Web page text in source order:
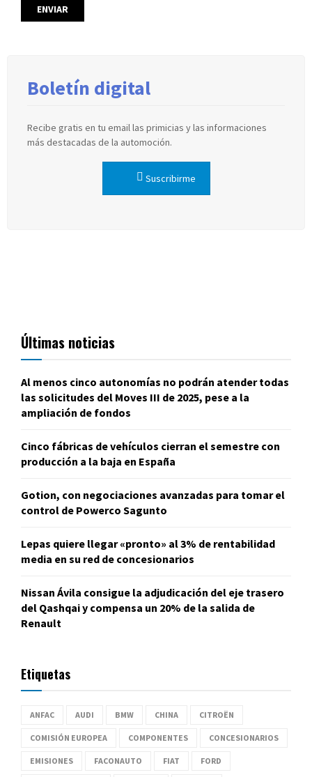
Boletín digital
Recibe gratis en tu email las primicias y las informaciones
más destacadas de la automoción.
Suscribirme
Últimas noticias
Al menos cinco autonomías no podrán atender todas
las solicitudes del Moves III de 2025, pese a la
ampliación de fondos
Cinco fábricas de vehículos cierran el semestre con
producción a la baja en España
Gotion, con negociaciones avanzadas para tomar el
control de Powerco Sagunto
Lepas quiere llegar «pronto» al 3% de rentabilidad
media en su red de concesionarios
Nissan Ávila consigue la adjudicación del eje trasero
del Qashqai y compensa un 20% de la salida de
Renault
Etiquetas
ANFAC AUDI BMW CHINA CITROËN
COMISIÓN EUROPEA COMPONENTES CONCESIONARIOS
EMISIONES FACONAUTO FIAT FORD